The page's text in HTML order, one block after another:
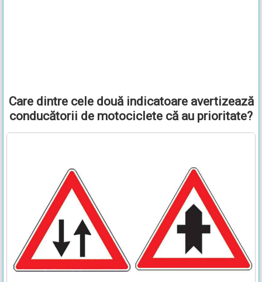
Care dintre cele două indicatoare avertizează
conducătorii de motociclete că au prioritate?